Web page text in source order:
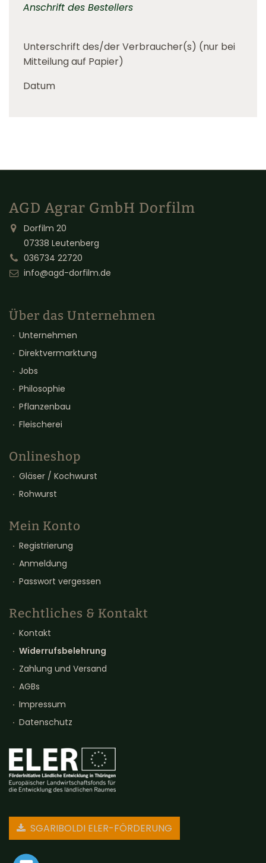
Anschrift des Bestellers
Unterschrift des/der Verbraucher(s) (nur bei
Mitteilung auf Papier)
Datum
AGD Agrar GmbH Dorfilm
Dorfilm 20
07338 Leutenberg
036734 22720
info@agd-dorfilm.de
Über das Unternehmen
Unternehmen
Direktvermarktung
Jobs
Philosophie
Pflanzenbau
Fleischerei
Onlineshop
Gläser / Kochwurst
Rohwurst
Mein Konto
Registrierung
Anmeldung
Passwort vergessen
Rechtliches & Kontakt
Kontakt
Widerrufsbelehrung
Zahlung und Versand
AGBs
Impressum
Datenschutz
SGARIBOLDI ELER-FÖRDERUNG